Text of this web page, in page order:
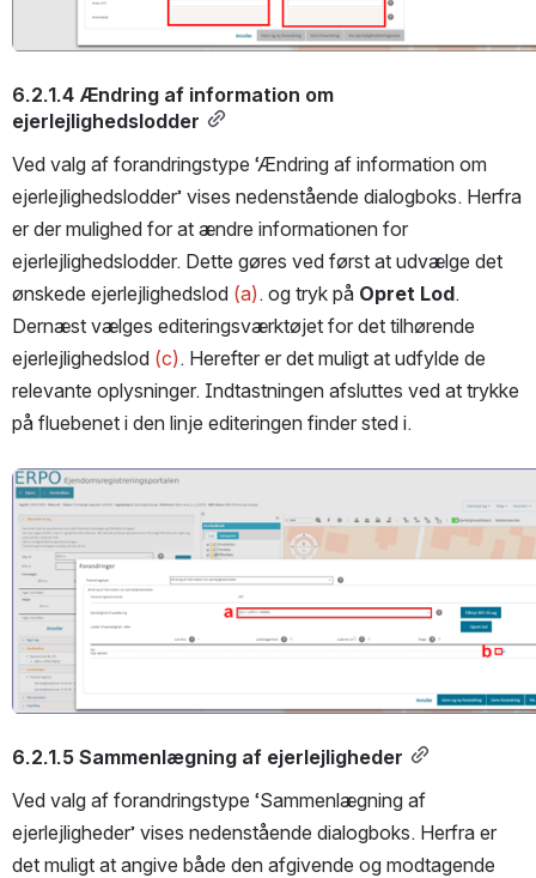
6.2.1.4 Ændring af information om
ejerlejlighedslodder
Ved valg af forandringstype ‘Ændring af information om
ejerlejlighedslodder’ vises nedenstående dialogboks. Herfra
er der mulighed for at ændre informationen for
ejerlejlighedslodder. Dette gøres ved først at udvælge det
ønskede ejerlejlighedslod (a) . og tryk på Opret Lod.
Dernæst vælges editeringsværktøjet for det tilhørende
ejerlejlighedslod (c) . Herefter er det muligt at udfylde de
relevante oplysninger. Indtastningen afsluttes ved at trykke
på fluebenet i den linje editeringen finder sted i.
Open
6.2.1.5 Sammenlægning af ejerlejligheder
Ved valg af forandringstype ‘Sammenlægning af
ejerlejligheder’ vises nedenstående dialogboks. Herfra er
det muligt at angive både den afgivende og modtagende